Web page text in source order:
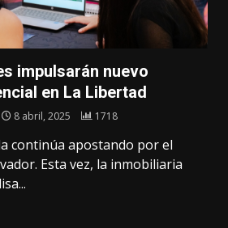
impulsarán nuevo
en La Libertad
8 abril, 2025 1718
continúa apostando por el
Esta vez, la inmobiliaria